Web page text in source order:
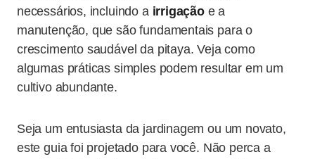
necessários, incluindo a irrigaçãoe a
manutenção, que são fundamentais para o
crescimento saudável da pitaya. Veja como
algumas práticas simples podem resultar em um
cultivo abundante.
Seja um entusiasta da jardinagem ou um novato,
este guia foi projetado para você. Não perca a